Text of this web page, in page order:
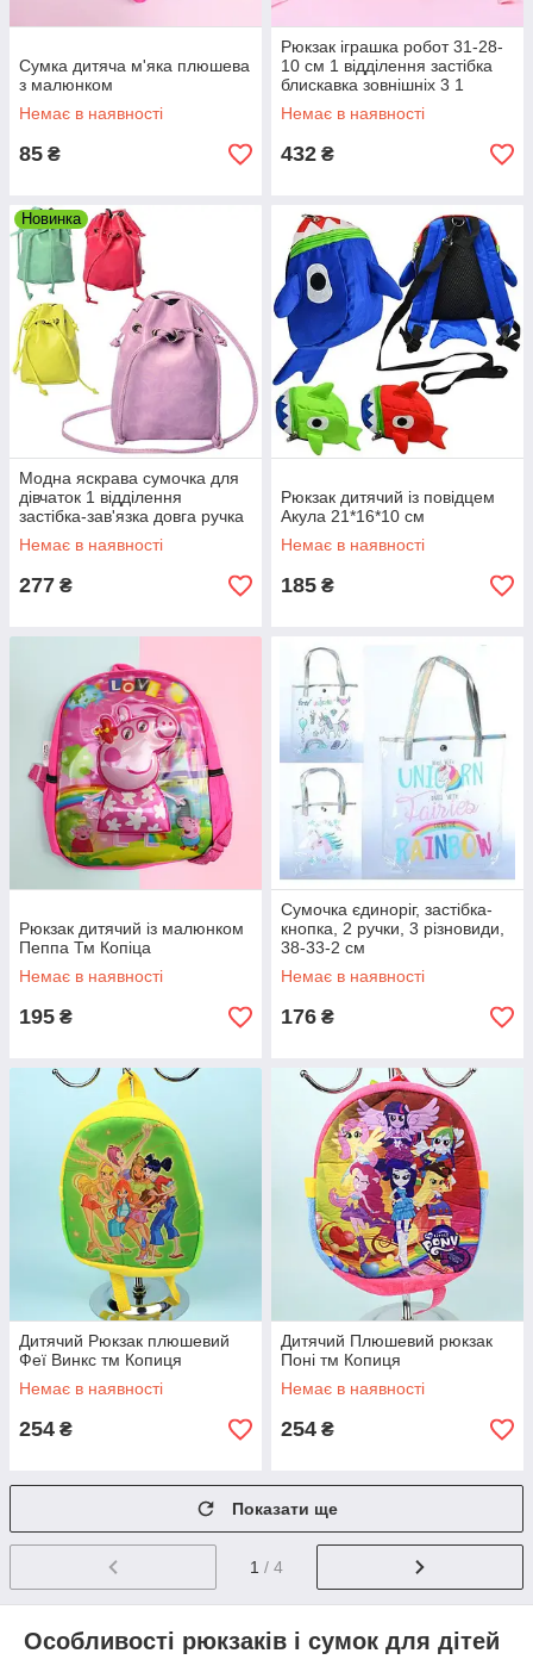
Сумка дитяча м'яка плюшева
з малюнком
Немає в наявності
85 ₴
Рюкзак іграшка робот 31-28-
10 см 1 відділення застібка
блискавка зовнішніх 3 1
внутрішня кишеня
Немає в наявності
432 ₴
Новинка
Модна яскрава сумочка для
дівчаток 1 відділення
застібка-зав'язка довга ручка
22-19-6 см
Немає в наявності
277 ₴
Рюкзак дитячий із повідцем
Акула 21*16*10 см
Немає в наявності
185 ₴
Рюкзак дитячий із малюнком
Пеппа Тм Копіца
Немає в наявності
195 ₴
Сумочка єдиноріг, застібка-
кнопка, 2 ручки, 3 різновиди,
38-33-2 см
Немає в наявності
176 ₴
Дитячий Рюкзак плюшевий
Феї Винкс тм Копиця
Немає в наявності
254 ₴
Дитячий Плюшевий рюкзак
Поні тм Копиця
Немає в наявності
254 ₴
Показати ще
1 / 4
Особливості рюкзаків і сумок для дітей